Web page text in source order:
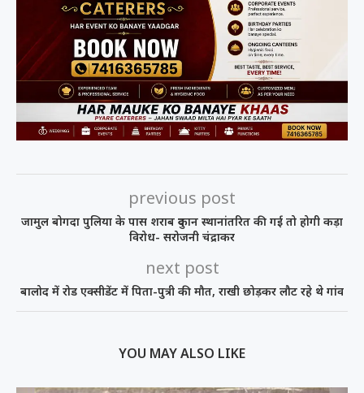
previous post
जामुल बोगदा पुलिया के पास शराब दुकान स्थानांतरित की गई तो होगी कड़ा
विरोध- सरोजनी चंद्राकर
next post
बालोद में रोड एक्सीडेंट में पिता-पुत्री की मौत, राखी छोड़कर लौट रहे थे गांव
YOU MAY ALSO LIKE